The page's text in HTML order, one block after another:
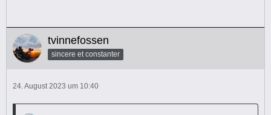
tvinnefossen
sincere et constanter
24. August 2023 um 10:40